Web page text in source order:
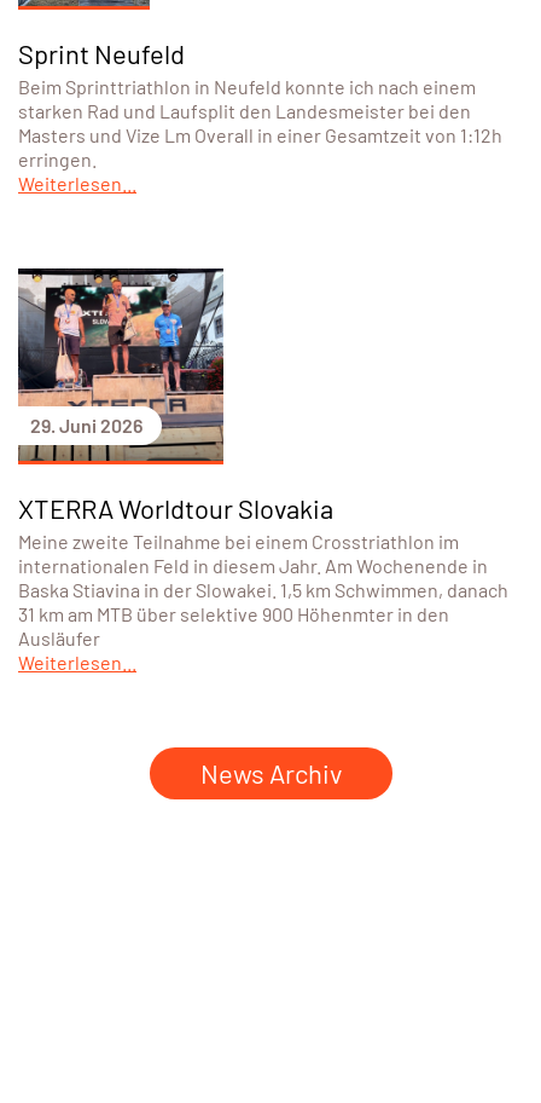
Sprint Neufeld
Beim Sprinttriathlon in Neufeld konnte ich nach einem
starken Rad und Laufsplit den Landesmeister bei den
Masters und Vize Lm Overall in einer Gesamtzeit von 1:12h
erringen.
Weiterlesen...
29. Juni 2026
XTERRA Worldtour Slovakia
Meine zweite Teilnahme bei einem Crosstriathlon im
internationalen Feld in diesem Jahr. Am Wochenende in
Baska Stiavina in der Slowakei. 1,5 km Schwimmen, danach
31 km am MTB über selektive 900 Höhenmter in den
Ausläufer
Weiterlesen...
News Archiv